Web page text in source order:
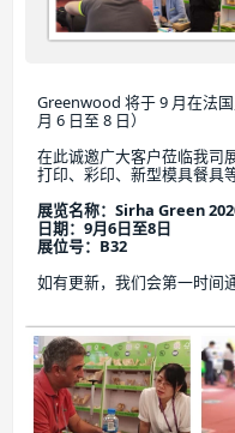
Greenwood 将于 9 月在法
月 6 日至 8 日）
在此诚邀广大客户莅临我司
打印、彩印、新型模具餐具
展览名称：Sirha Green
日期：9月6日至8日
展位号：B32
如有更新，我们会第一时间